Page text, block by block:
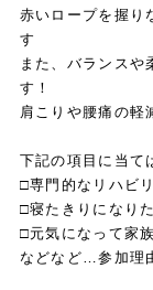
赤いロープを握り
す
また、バランス
す！
肩こりや腰痛の軽
下記の項目に当て
□専門的なリハビ
□寝たきりになり
□元気になって家
などなど…参加理